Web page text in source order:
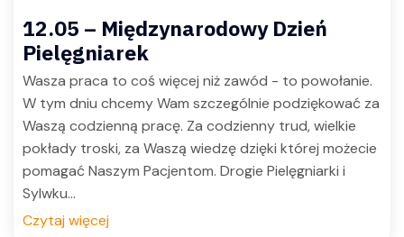
12.05 – Międzynarodowy Dzień
Pielęgniarek
Wasza praca to coś więcej niż zawód - to powołanie.
W tym dniu chcemy Wam szczególnie podziękować za
Waszą codzienną pracę. Za codzienny trud, wielkie
pokłady troski, za Waszą wiedzę dzięki której możecie
pomagać Naszym Pacjentom. Drogie Pielęgniarki i
Sylwku...
Czytaj więcej